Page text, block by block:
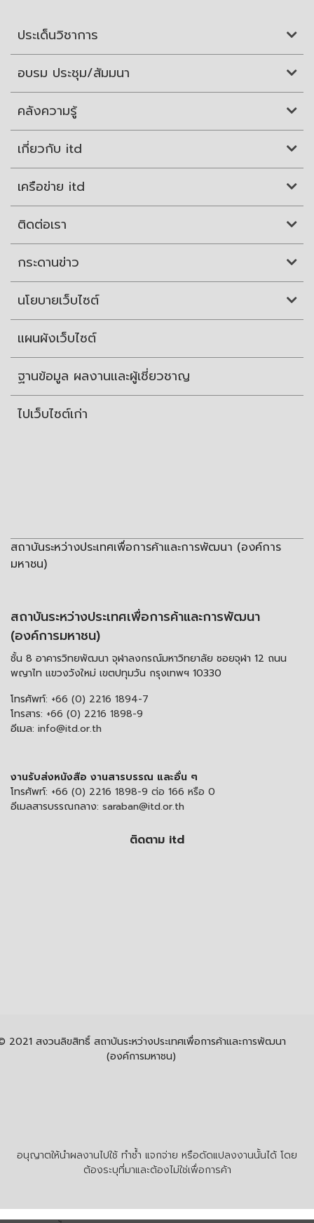
ประเด็นวิชาการ
อบรม ประชุม/สัมมนา
คลังความรู้
เกี่ยวกับ itd
เครือข่าย itd
ติดต่อเรา
กระดานข่าว
นโยบายเว็บไซต์
แผนผังเว็บไซต์
ฐานข้อมูล ผลงานและผู้เชี่ยวชาญ
ไปเว็บไซต์เก่า
สถาบันระหว่างประเทศเพื่อการค้าและการพัฒนา (องค์การ
มหาชน)
สถาบันระหว่างประเทศเพื่อการค้าและการพัฒนา
(องค์การมหาชน)
ชั้น 8 อาคารวิทยพัฒนา จุฬาลงกรณ์มหาวิทยาลัย ซอยจุฬา 12 ถนน
พญาไท แขวงวังใหม่ เขตปทุมวัน กรุงเทพฯ 10330
โทรศัพท์: +66 (0) 2216 1894-7
โทรสาร: +66 (0) 2216 1898-9
อีเมล: info@itd.or.th
งานรับส่งหนังสือ งานสารบรรณ และอื่น ๆ
โทรศัพท์: +66 (0) 2216 1898-9 ต่อ 166 หรือ 0
อีเมลสารบรรณกลาง: saraban@itd.or.th
ติดตาม itd
อนุญาตให้นำผลงานไปใช้ ทำซ้ำ แจกจ่าย หรือดัดแปลงงานนั้นได้ โดย
ต้องระบุที่มาและต้องไม่ใช่เพื่อการค้า
2021 สงวนลิขสิทธิ์ สถาบันระหว่างประเทศเพื่อการค้าและการพัฒนา
(องค์การมหาชน)